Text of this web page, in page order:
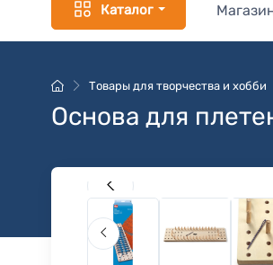
Каталог
Товары для творчества и хобби
Основа для